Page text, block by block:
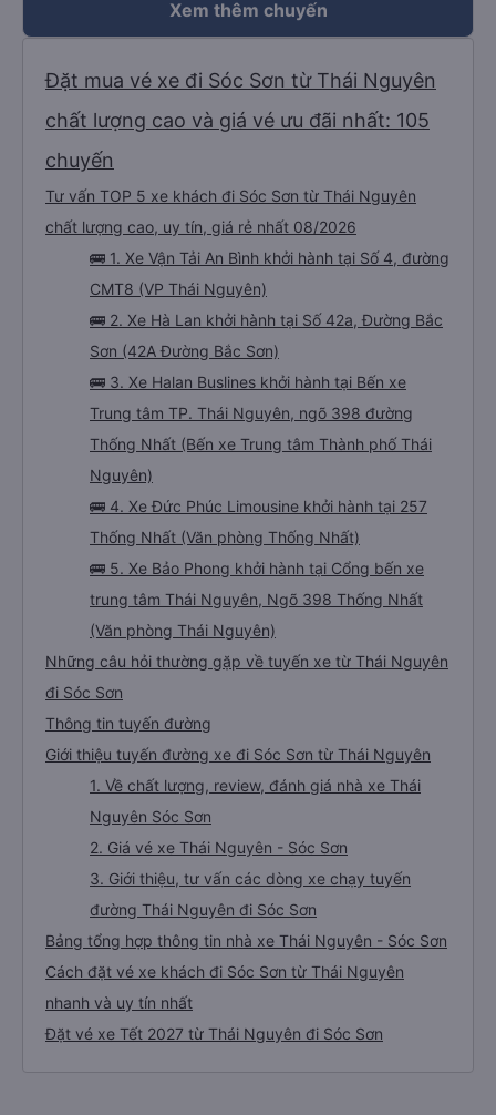
Xem thêm chuyến
Đặt mua vé xe đi Sóc Sơn từ Thái Nguyên
chất lượng cao và giá vé ưu đãi nhất: 105
chuyến
Tư vấn TOP 5 xe khách đi Sóc Sơn từ Thái Nguyên
chất lượng cao, uy tín, giá rẻ nhất 08/2026
🚌 1. Xe Vận Tải An Bình khởi hành tại Số 4, đường
CMT8 (VP Thái Nguyên)
🚌 2. Xe Hà Lan khởi hành tại Số 42a, Đường Bắc
Sơn (42A Đường Bắc Sơn)
🚌 3. Xe Halan Buslines khởi hành tại Bến xe
Trung tâm TP. Thái Nguyên, ngõ 398 đường
Thống Nhất (Bến xe Trung tâm Thành phố Thái
Nguyên)
🚌 4. Xe Đức Phúc Limousine khởi hành tại 257
Thống Nhất (Văn phòng Thống Nhất)
🚌 5. Xe Bảo Phong khởi hành tại Cổng bến xe
trung tâm Thái Nguyên, Ngõ 398 Thống Nhất
(Văn phòng Thái Nguyên)
Những câu hỏi thường gặp về tuyến xe từ Thái Nguyên
đi Sóc Sơn
Thông tin tuyến đường
Giới thiệu tuyến đường xe đi Sóc Sơn từ Thái Nguyên
1. Về chất lượng, review, đánh giá nhà xe Thái
Nguyên Sóc Sơn
2. Giá vé xe Thái Nguyên - Sóc Sơn
3. Giới thiệu, tư vấn các dòng xe chạy tuyến
đường Thái Nguyên đi Sóc Sơn
Bảng tổng hợp thông tin nhà xe Thái Nguyên - Sóc Sơn
Cách đặt vé xe khách đi Sóc Sơn từ Thái Nguyên
nhanh và uy tín nhất
Đặt vé xe Tết 2027 từ Thái Nguyên đi Sóc Sơn